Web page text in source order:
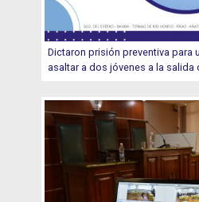
Dictaron prisión preventiva para
asaltar a dos jóvenes a la salida